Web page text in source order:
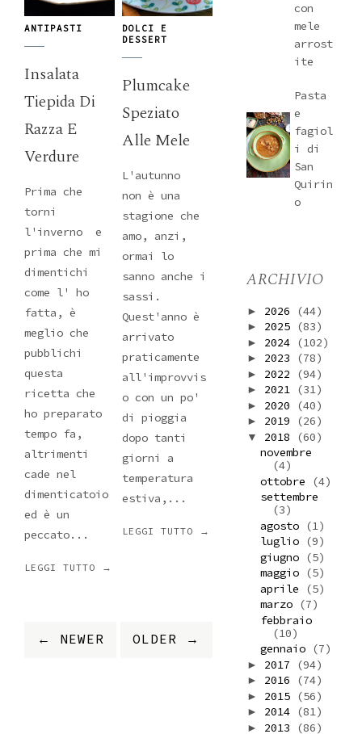
ANTIPASTI
Insalata
Tiepida Di
Razza E
Verdure
Prima che
torni
l'inverno e
prima che mi
dimentichi
come l' ho
fatta, è
meglio che
pubblichi
questa
ricetta che
ho preparato
tempo fa,
altrimenti
cade nel
dimenticatoio
ed è un
peccato...
LEGGI TUTTO →
DOLCI E
DESSERT
Plumcake
Speziato
Alle Mele
L'autunno
non è una
stagione che
amo, anzi,
ormai lo
sanno anche i
sassi.
Quest'anno è
arrivato
praticamente
all'improvvis
o con un po'
di pioggia
dopo tanti
giorni a
temperatura
estiva,...
LEGGI TUTTO →
← NEWER OLDER →
con
mele
arrost
ite
Pasta
e
fagiol
i di
San
Quirin
o
ARCHIVIO
► 2026 (44)
► 2025 (83)
► 2024 (102)
► 2023 (78)
► 2022 (94)
► 2021 (31)
► 2020 (40)
► 2019 (26)
▼ 2018 (60)
novembre
(4)
ottobre (4)
settembre
(3)
agosto (1)
luglio (9)
giugno (5)
maggio (5)
aprile (5)
marzo (7)
febbraio
(10)
gennaio (7)
► 2017 (94)
► 2016 (74)
► 2015 (56)
► 2014 (81)
► 2013 (86)